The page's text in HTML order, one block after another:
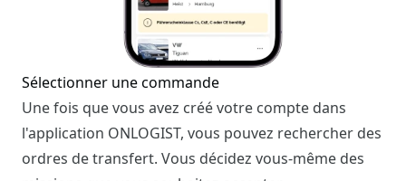
Sélectionner une commande
Une fois que vous avez créé votre compte dans
l'application ONLOGIST, vous pouvez rechercher des
ordres de transfert. Vous décidez vous-même des